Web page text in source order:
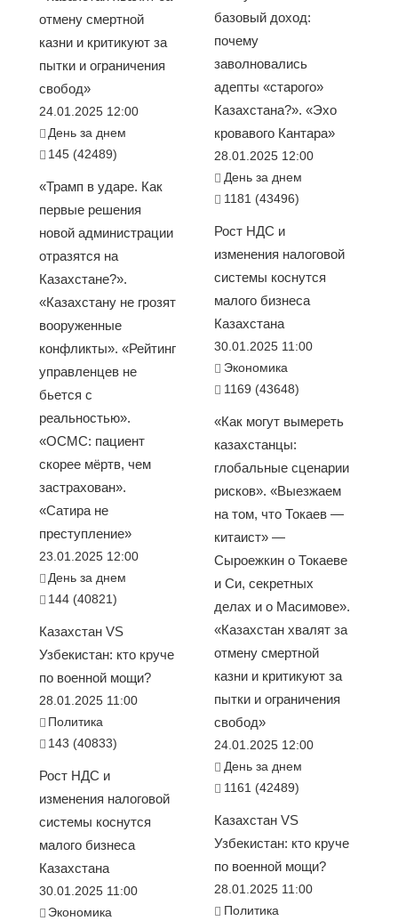
отмену смертной
казни и критикуют за
пытки и ограничения
свобод»
24.01.2025 12:00
День за днем
145 (42489)
«Трамп в ударе. Как
первые решения
новой администрации
отразятся на
Казахстане?».
«Казахстану не грозят
вооруженные
конфликты». «Рейтинг
управленцев не
бьется с
реальностью».
«ОСМС: пациент
скорее мёртв, чем
застрахован».
«Сатира не
преступление»
23.01.2025 12:00
День за днем
144 (40821)
Казахстан VS
Узбекистан: кто круче
по военной мощи?
28.01.2025 11:00
Политика
143 (40833)
Рост НДС и
изменения налоговой
системы коснутся
малого бизнеса
Казахстана
30.01.2025 11:00
Экономика
базовый доход:
почему
заволновались
адепты «старого»
Казахстана?». «Эхо
кровавого Кантара»
28.01.2025 12:00
День за днем
1181 (43496)
Рост НДС и
изменения налоговой
системы коснутся
малого бизнеса
Казахстана
30.01.2025 11:00
Экономика
1169 (43648)
«Как могут вымереть
казахстанцы:
глобальные сценарии
рисков». «Выезжаем
на том, что Токаев —
китаист» —
Сыроежкин о Токаеве
и Си, секретных
делах и о Масимове».
«Казахстан хвалят за
отмену смертной
казни и критикуют за
пытки и ограничения
свобод»
24.01.2025 12:00
День за днем
1161 (42489)
Казахстан VS
Узбекистан: кто круче
по военной мощи?
28.01.2025 11:00
Политика